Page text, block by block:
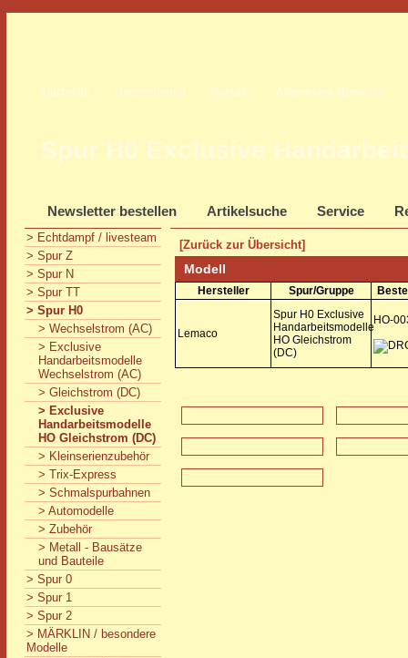
Startseite Unternehmen Kontakt Allgemeine Hinweise
Spur H0 Exclusive
Newsletter bestellen Artikelsuche Service
> Echtdampf / livesteam
> Spur Z
> Spur N
> Spur TT
> Spur H0
> Wechselstrom (AC)
> Exclusive
Handarbeitsmodelle
Wechselstrom (AC)
> Gleichstrom (DC)
> Exclusive
Handarbeitsmodelle
HO Gleichstrom (DC)
> Kleinserienzubehör
> Trix-Express
> Schmalspurbahnen
> Automodelle
> Zubehör
> Metall - Bausätze
und Bauteile
> Spur 0
> Spur 1
> Spur 2
> MÄRKLIN / besondere
Modelle
[Zurück zur Übersicht]
Modell
Hersteller Spur/Gruppe
Lemaco
Spur H0 Exclusive
Handarbeitsmodelle
HO Gleichstrom
(DC)
HO-